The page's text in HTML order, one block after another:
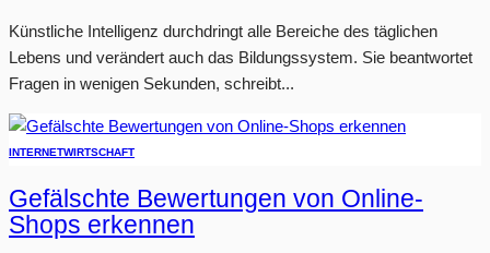
Künstliche Intelligenz durchdringt alle Bereiche des täglichen
Lebens und verändert auch das Bildungssystem. Sie beantwortet
Fragen in wenigen Sekunden, schreibt...
INTERNETWIRTSCHAFT
Gefälschte Bewertungen von Online-
Shops erkennen